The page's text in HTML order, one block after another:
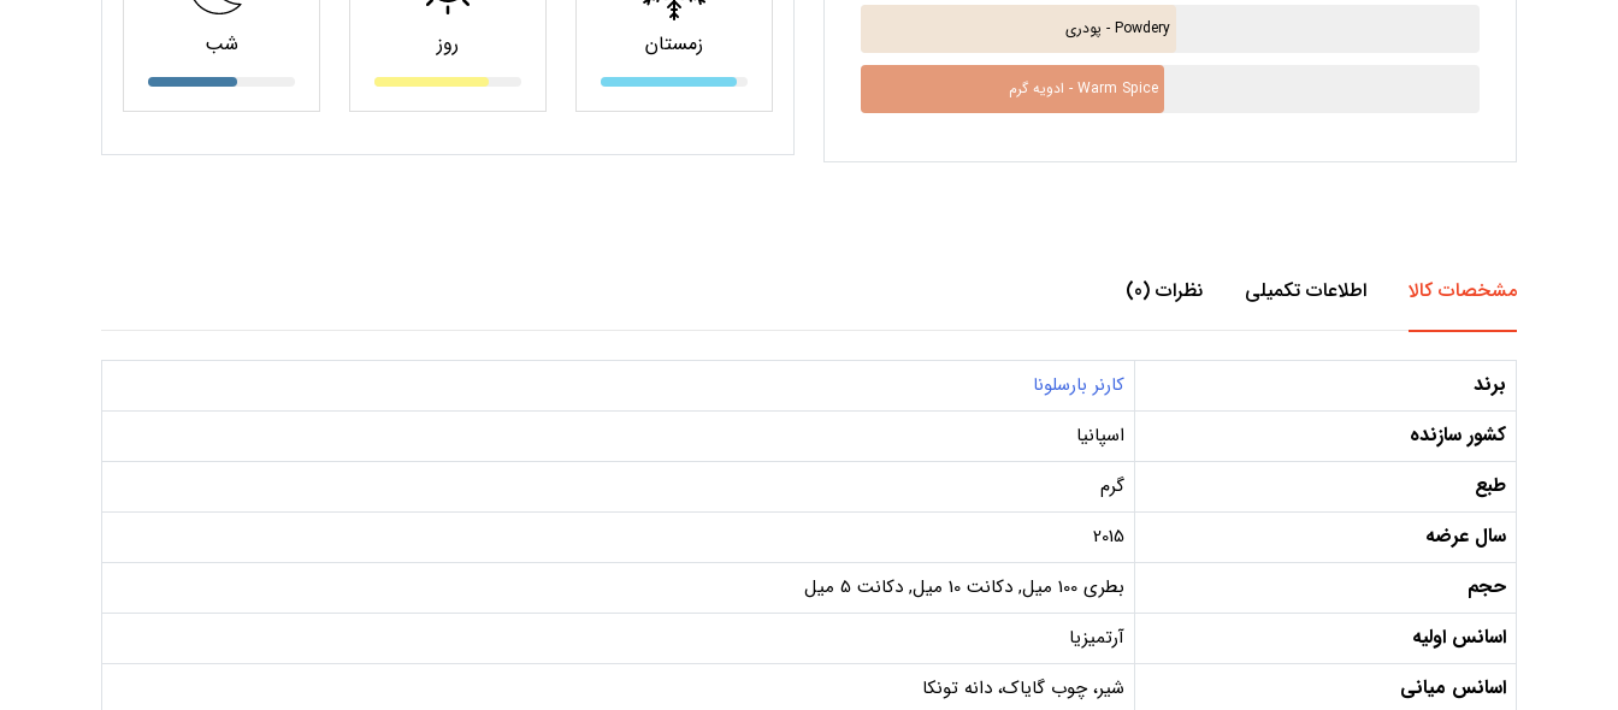
پودری - Powdery
ادویه گرم - Warm Spice
زمستان روز شب
مشخصات کالا اطلاعات تکمیلی نظرات (0)
برند کارنر بارسلونا
کشور سازنده اسپانیا
طبع گرم
سال عرضه 2015
حجم بطری 100 میل, دکانت 10 میل, دکانت 5 میل
اسانس اولیه آرتمیزیا
اسانس میانی شیر، چوب گایاک، دانه تونکا